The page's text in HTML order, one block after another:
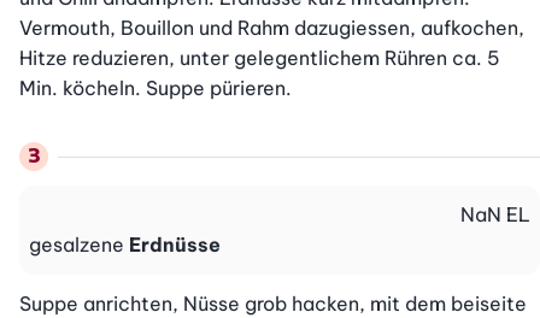
Vermouth, Bouillon und Rahm dazugiessen, aufkochen,
Hitze reduzieren, unter gelegentlichem Rühren ca. 5
Min. köcheln. Suppe pürieren.
gesalzene Erdnüsse
NaN EL
Suppe anrichten, Nüsse grob hacken, mit dem beiseite